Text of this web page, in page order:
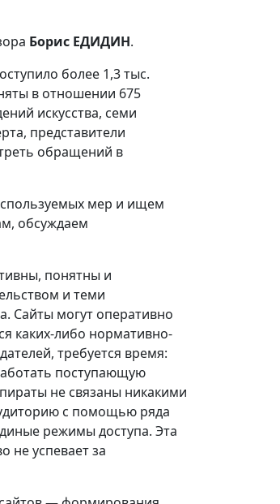
Борис ЕДИДИН.
более 1,3 тыс.
в отношении 675
искусства, семи
представители
обращений в
мер и ищем
обсуждаем
понятны и
и теми
Сайты могут оперативно
каких-либо нормативно-
требуется время:
поступающую
не связаны никакими
с помощью ряда
режимы доступа. Эта
не успевает за